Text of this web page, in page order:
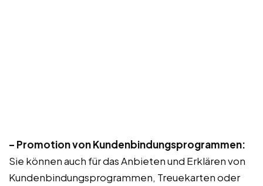
– Promotion von Kundenbindungsprogrammen:
Sie können auch für das Anbieten und Erklären von
Kundenbindungsprogrammen, Treuekarten oder